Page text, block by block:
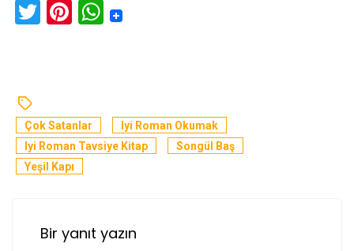
Twitter
Pinterest
WhatsApp
Çok Satanlar
Iyi Roman Okumak
Iyi Roman Tavsiye Kitap
Songül Baş
Yeşil Kapı
Bir yanıt yazın